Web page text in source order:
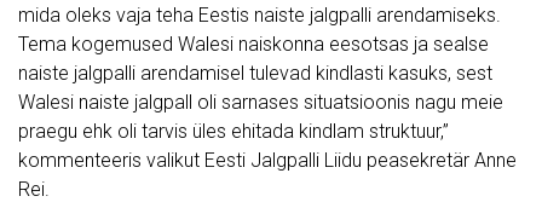
mida oleks vaja teha Eestis naiste jalgpalli arendamiseks.
Tema kogemused Walesi naiskonna eesotsas ja sealse
naiste jalgpalli arendamisel tulevad kindlasti kasuks, sest
Walesi naiste jalgpall oli sarnases situatsioonis nagu meie
praegu ehk oli tarvis üles ehitada kindlam struktuur,”
kommenteeris valikut Eesti Jalgpalli Liidu peasekretär Anne
Rei.